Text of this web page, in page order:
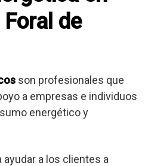
de
son profesionales que
a empresas e individuos
energético y
ayudar a los clientes a